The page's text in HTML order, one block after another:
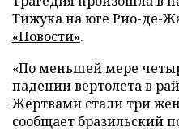
Тижука на юге Рио-де-
«Новости».
«По меньшей мере
падении вертолета в
Жертвами стали три
сообщает бразильский